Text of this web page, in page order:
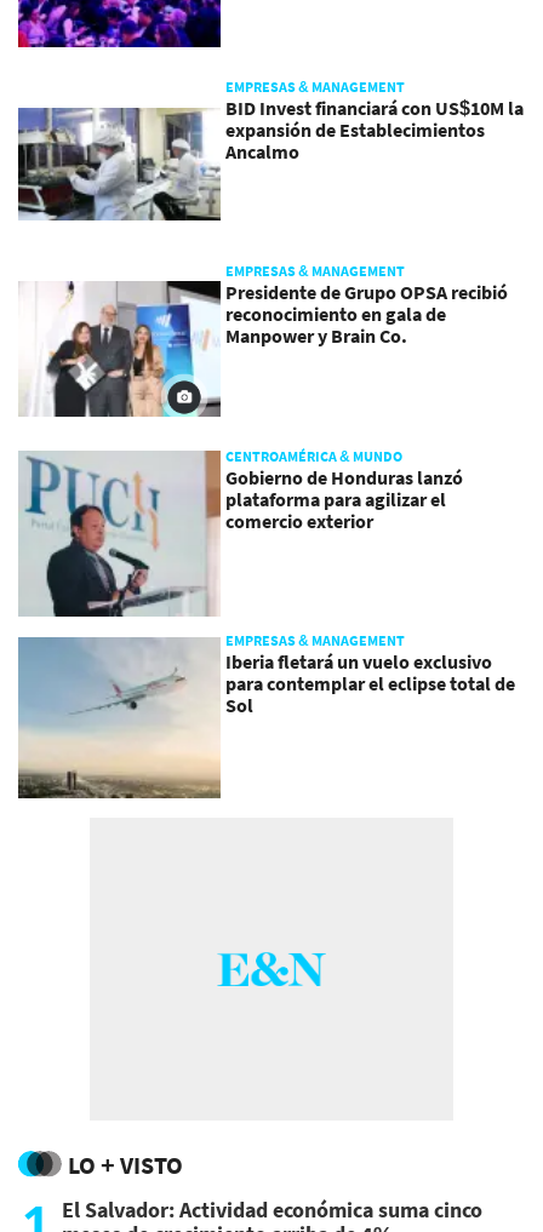
EMPRESAS & MANAGEMENT
BID Invest financiará con US$10M la
expansión de Establecimientos
Ancalmo
EMPRESAS & MANAGEMENT
Presidente de Grupo OPSA recibió
reconocimiento en gala de
Manpower y Brain Co.
CENTROAMÉRICA & MUNDO
Gobierno de Honduras lanzó
plataforma para agilizar el
comercio exterior
EMPRESAS & MANAGEMENT
Iberia fletará un vuelo exclusivo
para contemplar el eclipse total de
Sol
LO + VISTO
El Salvador: Actividad económica suma cinco